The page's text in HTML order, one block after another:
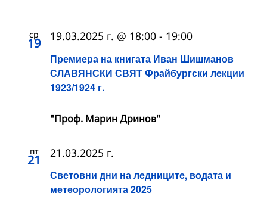
ср
19
Премиера на книгата Иван Шишманов
СЛАВЯНСКИ СВЯТ Фрайбургски лекции
1923/1924 г.
19.03.2025 г. @ 18:00 - 19:00
"Проф. Марин Дринов"
пт
21
Световни дни на ледниците, водата и
метеорологията 2025
21.03.2025 г.